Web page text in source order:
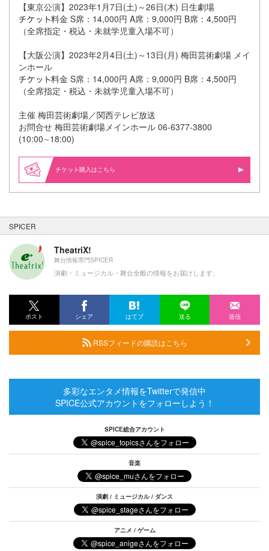
【東京公演】2023年1月7日(土)～26日(木) 日生劇場
料金 S席：14,000円 A席：9,000円 B席：4,500円
（全席指定・税込・未就学児童入場不可）
【大阪公演】2023年2月4日(土)～13日(月) 梅田芸術劇場 メイ
ンホール
料金 S席：14,000円 A席：9,000円 B席：4,500円
（全席指定・税込・未就学児童入場不可）
主催 梅田芸術劇場／関西テレビ放送
お問合せ 梅田芸術劇場メインホール 06-6377-3800
(10:00∼18:00)
購入はこちら
SPICER
TheatriX!
舞台情報専門SPICER
演劇・ミュージカル・舞台全般の情報をお届けします。
ポスト シェア はてブ 送る 送信
RSSフィードの購読はこちら
多彩なエンタメ情報をTwitterで発信中
SPICE公式アカウントをフォローしよう！
SPICE総合アカウント
音楽
演劇 / ミュージカル / ダンス
アニメ / ゲーム